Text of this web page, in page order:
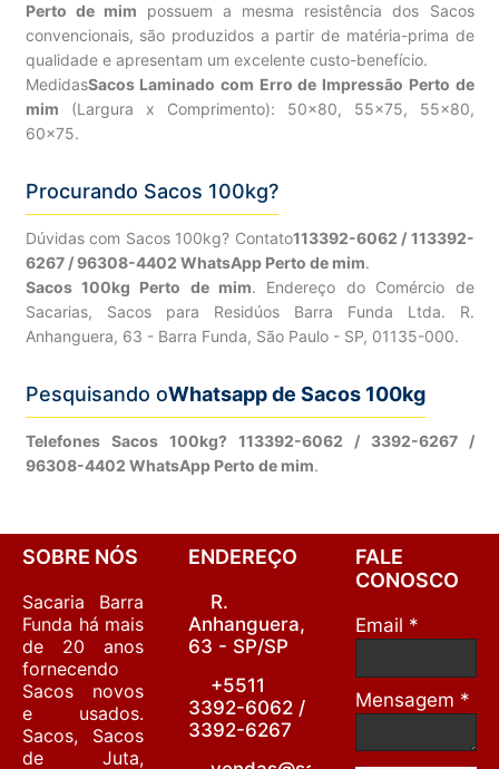
Perto de mim possuem a mesma resistência dos Sacos
convencionais, são produzidos a partir de matéria-prima de
qualidade e apresentam um excelente custo-benefício.
MedidasSacos Laminado com Erro de Impressão Perto de
mim (Largura x Comprimento): 50×80, 55×75, 55×80,
60×75.
Procurando Sacos 100kg?
Dúvidas com Sacos 100kg? Contato113392-6062 / 113392-
6267 / 96308-4402 WhatsApp Perto de mim.
Sacos 100kg Perto de mim. Endereço do Comércio de
Sacarias, Sacos para Residúos Barra Funda Ltda. R.
Anhanguera, 63 - Barra Funda, São Paulo - SP, 01135-000.
Pesquisando oWhatsapp de Sacos 100kg
Telefones Sacos 100kg? 113392-6062 / 3392-6267 /
96308-4402 WhatsApp Perto de mim.
SOBRE NÓS
Sacaria Barra
Funda há mais
de 20 anos
fornecendo
Sacos novos
e usados.
Sacos, Sacos
de Juta,
ENDEREÇO
R.
Anhanguera,
63 - SP/SP
+5511
3392-6062 /
3392-6267
FALE
CONOSCO
Email *
Mensagem *